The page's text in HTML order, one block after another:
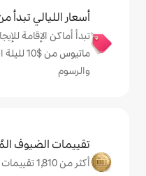
للإيجار لقضاء العطلات في مدينة لوبيز
من $‏10 لليلة الواحدة قبل احتساب الضرائب
المُتحقَّق منها
من 1,810 تقييمات مُتحقق منها لمساعدتك في